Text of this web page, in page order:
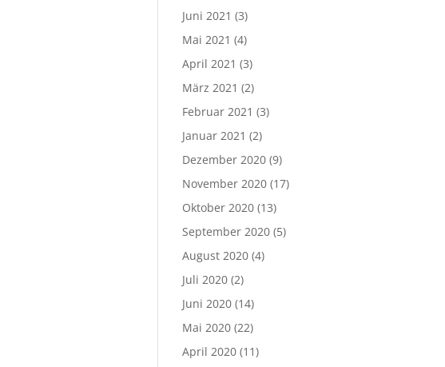
Juni 2021 (3)
Mai 2021 (4)
April 2021 (3)
März 2021 (2)
Februar 2021 (3)
Januar 2021 (2)
Dezember 2020 (9)
November 2020 (17)
Oktober 2020 (13)
September 2020 (5)
August 2020 (4)
Juli 2020 (2)
Juni 2020 (14)
Mai 2020 (22)
April 2020 (11)